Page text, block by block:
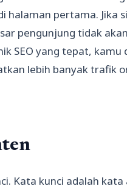
halaman pertama. Jika
pengunjung tidak akan
SEO yang tepat, kamu
lebih banyak trafik
Kata kunci adalah